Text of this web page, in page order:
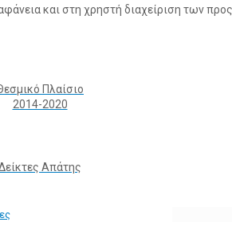
και στη χρηστή διαχείριση των
Πλαίσιο
2014-2020
Απάτης